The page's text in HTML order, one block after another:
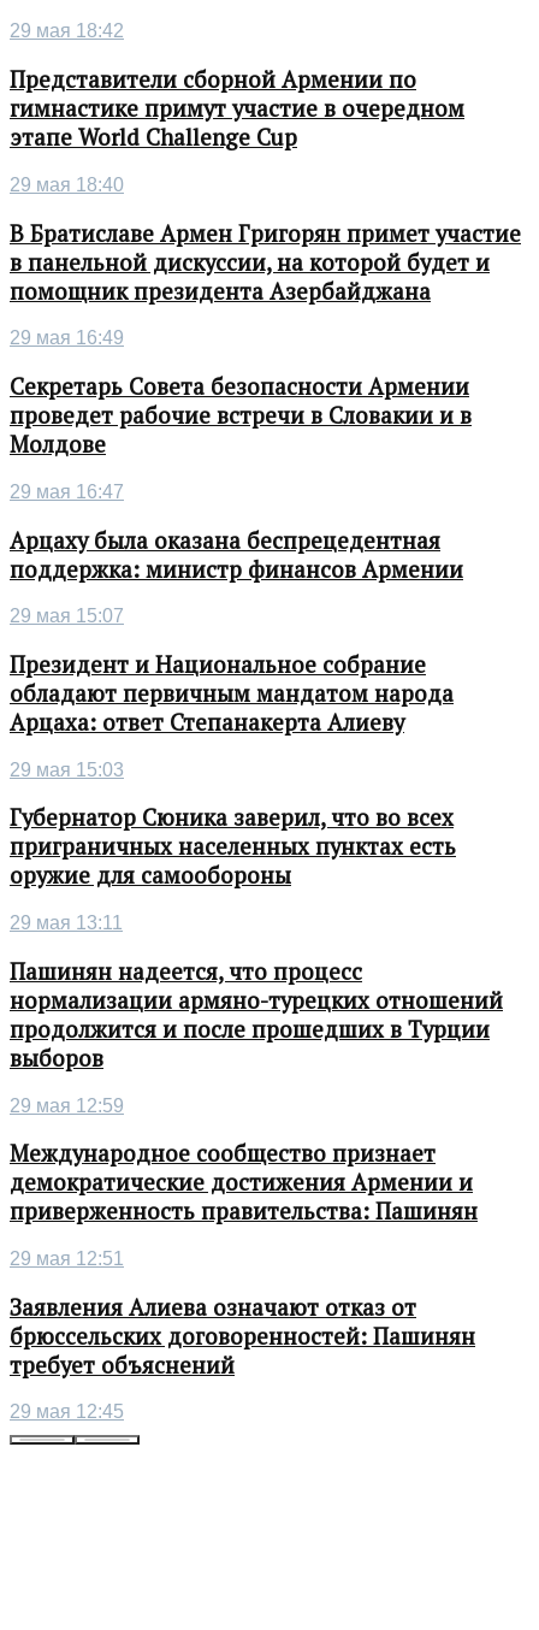
29 мая 18:42
Представители сборной Армении по
гимнастике примут участие в очередном
этапе World Challenge Cup
29 мая 18:40
В Братиславе Армен Григорян примет участие
в панельной дискуссии, на которой будет и
помощник президента Азербайджана
29 мая 16:49
Секретарь Совета безопасности Армении
проведет рабочие встречи в Словакии и в
Молдове
29 мая 16:47
Арцаху была оказана беспрецедентная
поддержка: министр финансов Армении
29 мая 15:07
Президент и Национальное собрание
обладают первичным мандатом народа
Арцаха: ответ Степанакерта Алиеву
29 мая 15:03
Губернатор Сюника заверил, что во всех
приграничных населенных пунктах есть
оружие для самообороны
29 мая 13:11
Пашинян надеется, что процесс
нормализации армяно-турецких отношений
продолжится и после прошедших в Турции
выборов
29 мая 12:59
Международное сообщество признает
демократические достижения Армении и
приверженность правительства: Пашинян
29 мая 12:51
Заявления Алиева означают отказ от
брюссельских договоренностей: Пашинян
требует объяснений
29 мая 12:45